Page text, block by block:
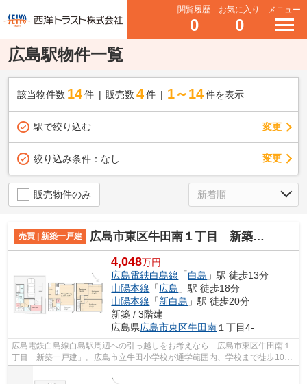
閲覧履歴
0
お気に入り
0
メニュー
広島駅物件一覧
該当物件数 14件 販売数 4 件 1～14 件を表示
駅で絞り込む 変更
絞り込み条件： なし 変更
販売物件のみ
売買 | 新築一戸建 広島市東区牛田南１丁目 新築一戸建
4,048万円
広島電鉄白島線 「白島 」駅 徒歩13分
山陽本線 「広島 」駅 徒歩18分
山陽本線 「新白島 」駅 徒歩20分
新築 / 3階建
広島県広島市東区牛田南１丁目4-
広島電鉄白島線白島駅周辺への引っ越しをお考えなら「広島市東区牛田南１
丁目 新築一戸建」。広島市立牛田小学校が通学範囲内、学校まで徒歩10